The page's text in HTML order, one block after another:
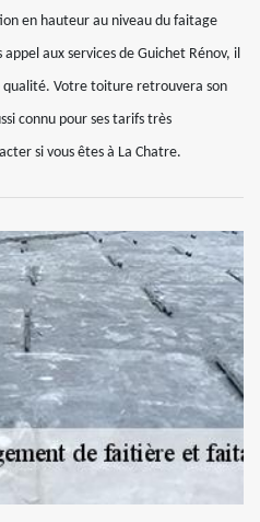
en hauteur au niveau du faitage
aux services de Guichet Rénov, il
qualité. Votre toiture retrouvera son
connu pour ses tarifs très
si vous êtes à La Chatre.